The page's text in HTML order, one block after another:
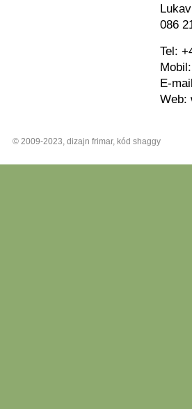
086
Tel:
E-
Web:
© 2009-2023, dizajn frimar, kód shaggy